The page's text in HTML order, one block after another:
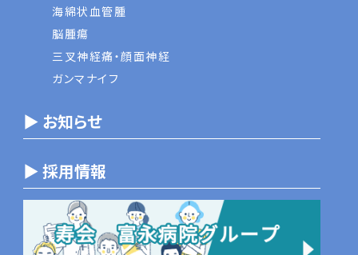
海綿状血管腫
脳腫瘍
三叉神経痛・顔面神経
ガンマナイフ
▶ お知らせ
▶ 採用情報